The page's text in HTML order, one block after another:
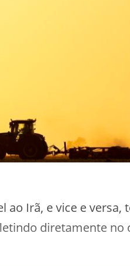
ao Irã, e vice e
diretamente no